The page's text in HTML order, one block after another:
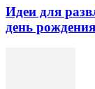
Идеи для
день